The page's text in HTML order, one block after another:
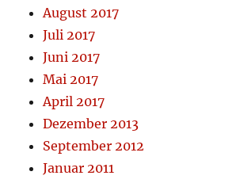
August 2017
Juli 2017
Juni 2017
Mai 2017
April 2017
Dezember 2013
September 2012
Januar 2011